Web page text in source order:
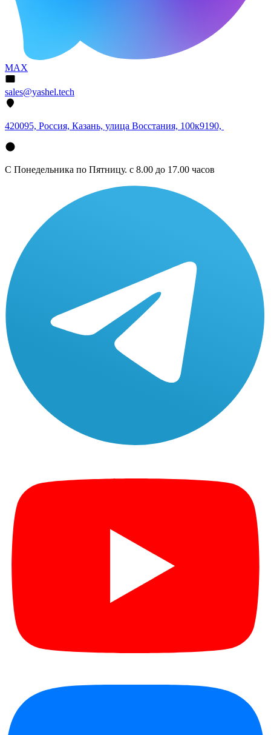
MAX
sales@yashel.tech
420095, Россия, Казань, улица Восстания, 100к9190,
С Понедельника по Пятницу. с 8.00 до 17.00 часов